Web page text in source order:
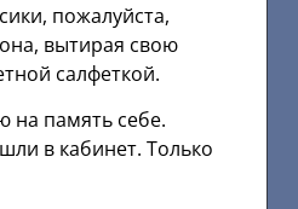
пожалуйста,
вытирая свою
салфеткой.
на память себе.
в кабинет. Только